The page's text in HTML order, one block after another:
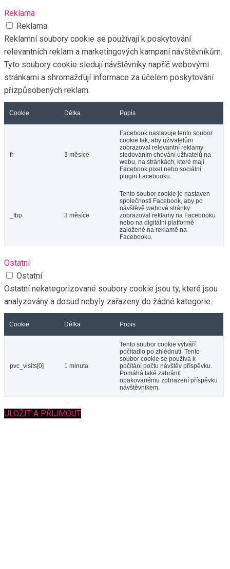
Reklama
Reklama
Reklamní soubory cookie se používají k poskytování
relevantních reklam a marketingových kampaní návštěvníkům.
Tyto soubory cookie sledují návštěvníky napříč webovými
stránkami a shromažďují informace za účelem poskytování
přizpůsobených reklam.
Cookie Délka Popis
fr 3 měsíce
Facebook nastavuje tento soubor
cookie tak, aby uživatelům
zobrazoval relevantní reklamy
sledováním chování uživatelů na
webu, na stránkách, které mají
Facebook pixel nebo sociální
plugin Facebooku.
_fbp 3 měsíce
Tento soubor cookie je nastaven
společností Facebook, aby po
návštěvě webové stránky
zobrazoval reklamy na Facebooku
nebo na digitální platformě
založené na reklamě na
Facebooku.
Ostatní
Ostatní
Ostatní nekategorizované soubory cookie jsou ty, které jsou
analyzovány a dosud nebyly zařazeny do žádné kategorie.
Cookie Délka Popis
pvc_visits[0] 1 minuta
Tento soubor cookie vytváří
počítadlo po zhlédnutí. Tento
soubor cookie se používá k
počítání počtu návštěv příspěvku.
Pomáhá také zabránit
opakovanému zobrazení příspěvku
návštěvníkem.
ULOŽIT A PŘIJMOUT